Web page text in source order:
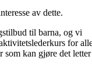
av dette.
til barna, og vi
for
som kan gjøre det letter